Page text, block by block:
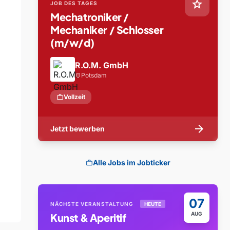
star
JOB DES TAGES
Mechatroniker /
Mechaniker / Schlosser
(m/w/d)
R.O.M. GmbH
location_on Potsdam
workVollzeit
Jetzt bewerben arrow_forward
workAlle Jobs im Jobticker
07
AUG
NÄCHSTE VERANSTALTUNG HEUTE
Kunst & Aperitif